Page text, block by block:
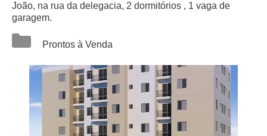
João, na rua da delegacia, 2 dormitórios , 1 vaga de
garagem.
Prontos à Venda